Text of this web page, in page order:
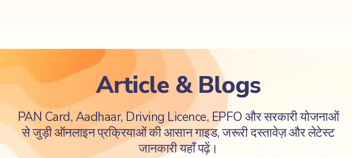
Article & Blogs
PAN Card, Aadhaar, Driving Licence, EPFO और सरकारी योजनाओं
से जुड़ी ऑनलाइन प्रक्रियाओं की आसान गाइड, जरूरी दस्तावेज़ और लेटेस्ट
जानकारी यहाँ पढ़ें।